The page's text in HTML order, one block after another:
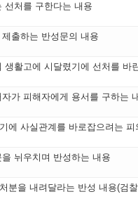
선처를 구한다는 내용
출하는 반성문의 내용
활고에 시달렸기에 선처를 바
가 피해자에게 용서를 구하는
에 사실관계를 바로잡으려는
뉘우치며 반성하는 내용
분을 내려달라는 반성 내용(검